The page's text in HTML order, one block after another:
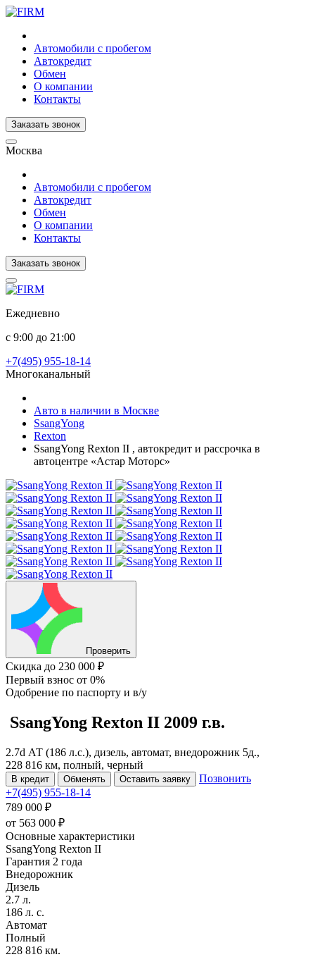
Автомобили с пробегом
Автокредит
Обмен
О компании
Контакты
Заказать звонок
Москва
Автомобили с пробегом
Автокредит
Обмен
О компании
Контакты
Заказать звонок
Ежедневно
с 9:00 до 21:00
+7(495) 955-18-14
Многоканальный
Авто в наличии в Москве
SsangYong
Rexton
SsangYong Rexton II , автокредит и рассрочка в
автоцентре «Астар Моторс»
Проверить
Скидка до 230 000 ₽
Первый взнос от 0%
Одобрение по паспорту и в/у
SsangYong Rexton II 2009 г.в.
2.7d АТ (186 л.с.), дизель, автомат, внедорожник 5д.,
228 816 км, полный, черный
В кредит Обменять Оставить заявку
Позвонить
+7(495) 955-18-14
789 000 ₽
от 563 000 ₽
Основные характеристики
SsangYong Rexton II
Гарантия 2 года
Внедорожник
Дизель
2.7 л.
186 л. с.
Автомат
Полный
228 816 км.